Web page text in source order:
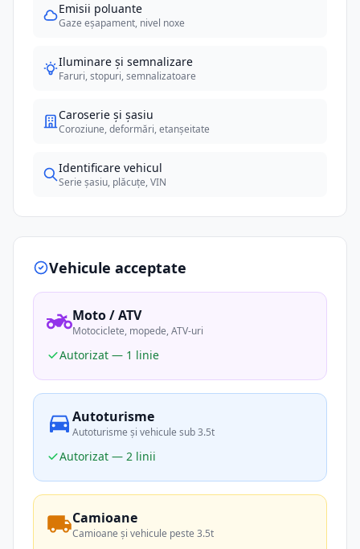
Emisii poluante
Gaze eșapament, nivel noxe
Iluminare și semnalizare
Faruri, stopuri, semnalizatoare
Caroserie și șasiu
Coroziune, deformări, etanșeitate
Identificare vehicul
Serie șasiu, plăcuțe, VIN
Vehicule acceptate
Moto / ATV
Motociclete, mopede, ATV-uri
Autorizat — 1 linie
Autoturisme
Autoturisme și vehicule sub 3.5t
Autorizat — 2 linii
Camioane
Camioane și vehicule peste 3.5t